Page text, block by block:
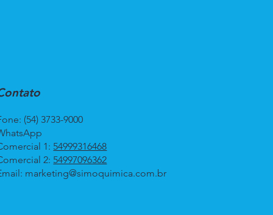
(54) 3733-9000
1: 54999316468
2: 54997096362
marketing@simoquimica.com.br